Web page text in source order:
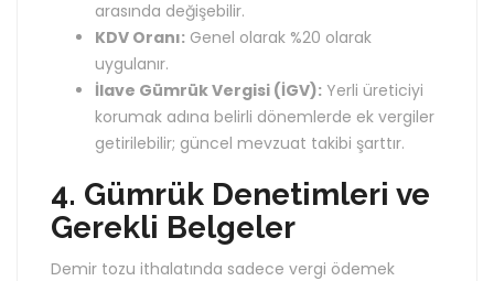
arasında değişebilir.
KDV Oranı: Genel olarak %20 olarak
uygulanır.
İlave Gümrük Vergisi (İGV): Yerli üreticiyi
korumak adına belirli dönemlerde ek vergiler
getirilebilir; güncel mevzuat takibi şarttır.
4. Gümrük Denetimleri ve
Gerekli Belgeler
Demir tozu ithalatında sadece vergi ödemek